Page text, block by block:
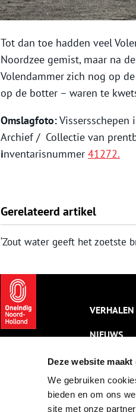
Deze website
We gebruiken
bieden en om ons
site met onze
Tot dan toe hadden veel
Noordzee gemist, maar na
Volendammer zich nog op
op de botter – waren te
Omslagfoto:Vissersschepen
Archief / Collectie van
inventarisnummer 41272.
Gerelateerd artikel
‘Zout water geeft het zoetste
VERHALEN
NIEUWS
KALENDER
THEMA’S